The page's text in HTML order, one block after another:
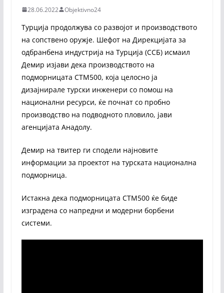
28.06.2022 Objektivno24
Турција продолжува со развојот и производството
на сопствено оружје. Шефот на Дирекцијата за
одбранбена индустрија на Турција (ССБ) исмаил
Демир изјави дека производството на
подморницата СТМ500, која целосно ја
дизајнирале турски инженери со помош на
национални ресурси, ќе почнат со пробно
производство на подводното пловило, јави
агенцијата Анадолу.
Демир на твитер ги сподели најновите
информации за проектот на турската национална
подморница.
Истакна дека подморницата СТМ500 ќе биде
изградена со напредни и модерни борбени
системи.